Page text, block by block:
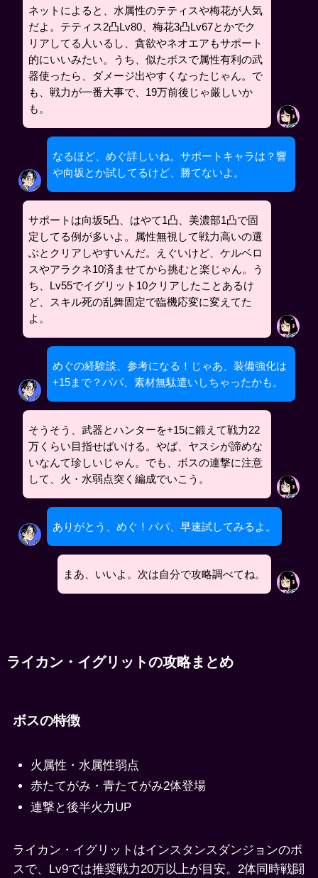
ネットによると、水属性のテティスや梅花が人気
だよ。テティス2凸Lv80、梅花3凸Lv67とかでク
リアしてる人いるし、貪欲やネオエアもサポート
的にいいみたい。うち、似たボスで属性有利の武
器使ったら、ダメージ出やすくなったじゃん。で
も、戦力が一番大事で、19万前後じゃ厳しいか
も。
なるほど、めぐ詳しいね。サポートキャラは？響
や向坂とか試してるけど、勝てないよ。
サポートは向坂5凸、はやて1凸、美濃部1凸で固
定してる例が多いよ。属性無視して戦力高いの選
ぶとクリアしやすいんだ。えぐいけど、ケルベロ
スやアラクネ10済ませてから挑むと楽じゃん。う
ち、Lv55でイグリット10クリアしたことあるけ
ど、スキル死の乱舞固定で臨機応変に変えてた
よ。
めぐの経験談、参考になる！じゃあ、装備強化は
+15まで？パパ、素材無駄遣いしちゃったかも。
そうそう、武器とハンターを+15に鍛えて戦力22
万くらい目指せばいける。やば、ヤスシが諦めな
いなんて珍しいじゃん。でも、ボスの連撃に注意
して、火・水弱点突く編成でいこう。
ありがとう、めぐ！パパ、早速試してみるよ。
まあ、いいよ。次は自分で攻略調べてね。
ライカン・イグリットの攻略まとめ
ボスの特徴
火属性・水属性弱点
赤たてがみ・青たてがみ2体登場
連撃と後半火力UP
ライカン・イグリットはインスタンスダンジョンのボ
スで、Lv9では推奨戦力20万以上が目安。2体同時戦闘